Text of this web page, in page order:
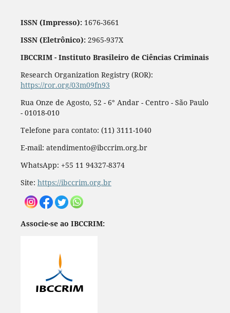
ISSN (Impresso):1676-3661
ISSN (Eletrônico):2965-937X
IBCCRIM - Instituto Brasileiro de Ciências Criminais
Research Organization Registry (ROR):
https://ror.org/03m09fn93
Rua Onze de Agosto, 52 - 6° Andar - Centro - São Paulo
- 01018-010
Telefone para contato: (11) 3111-1040
E-mail: atendimento@ibccrim.org.br
WhatsApp: +55 11 94327-8374
Site: https://ibccrim.org.br
Associe-se ao IBCCRIM: